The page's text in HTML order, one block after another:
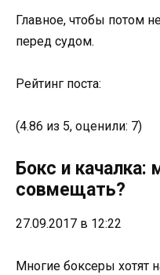
Главное, чтобы потом
перед судом.
Рейтинг поста:
(4.86 из 5, оценили: 7)
Бокс и качалка:
совмещать?
27.09.2017 в 12:22
Многие боксеры хотят